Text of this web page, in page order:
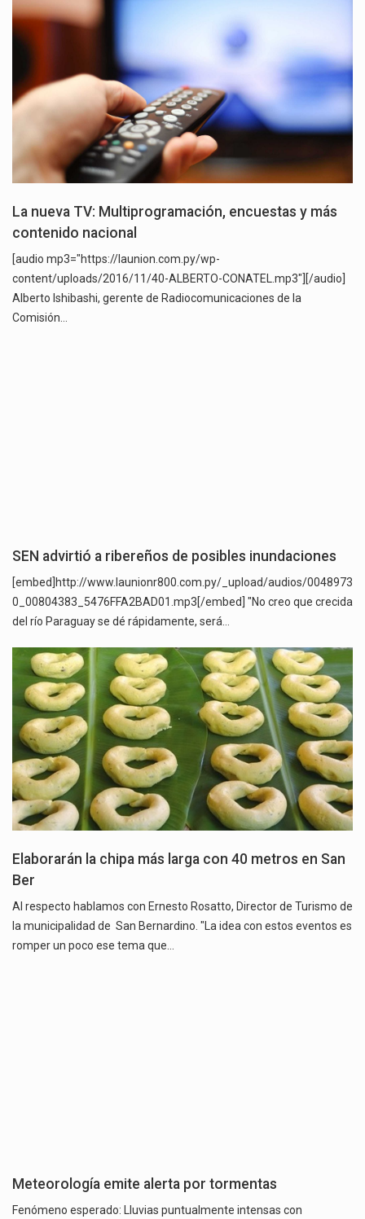
La nueva TV: Multiprogramación, encuestas y más
contenido nacional
[audio mp3="https://launion.com.py/wp-
content/uploads/2016/11/40-ALBERTO-CONATEL.mp3"][/audio]
Alberto Ishibashi, gerente de Radiocomunicaciones de la
Comisión…
SEN advirtió a ribereños de posibles inundaciones
[embed]http://www.launionr800.com.py/_upload/audios/0048973
0_00804383_5476FFA2BAD01.mp3[/embed] "No creo que crecida
del río Paraguay se dé rápidamente, será…
Elaborarán la chipa más larga con 40 metros en San
Ber
Al respecto hablamos con Ernesto Rosatto, Director de Turismo de
la municipalidad de San Bernardino. "La idea con estos eventos es
romper un poco ese tema que…
Meteorología emite alerta por tormentas
Fenómeno esperado: Lluvias puntualmente intensas con